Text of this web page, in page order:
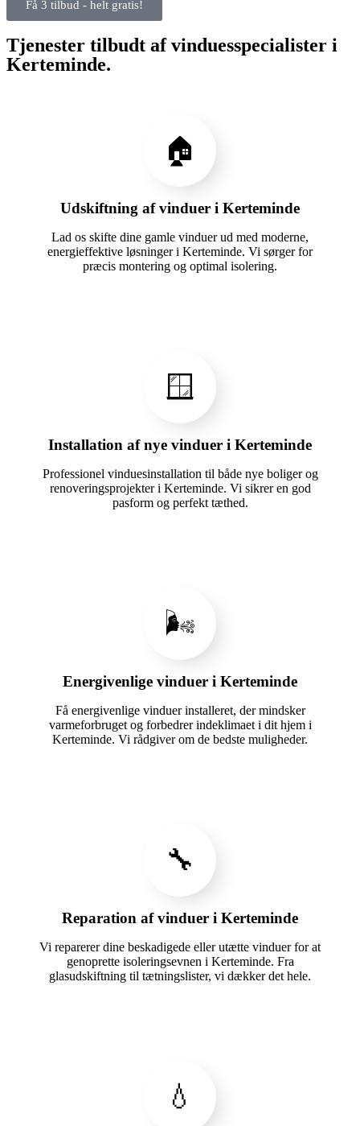
Få 3 tilbud - helt gratis!
Tjenester tilbudt af vinduesspecialister i
Kerteminde.
🏠
Udskiftning af vinduer i Kerteminde
Lad os skifte dine gamle vinduer ud med moderne,
energieffektive løsninger i Kerteminde. Vi sørger for
præcis montering og optimal isolering.
🪟
Installation af nye vinduer i Kerteminde
Professionel vinduesinstallation til både nye boliger og
renoveringsprojekter i Kerteminde. Vi sikrer en god
pasform og perfekt tæthed.
🌬️
Energivenlige vinduer i Kerteminde
Få energivenlige vinduer installeret, der mindsker
varmeforbruget og forbedrer indeklimaet i dit hjem i
Kerteminde. Vi rådgiver om de bedste muligheder.
🔧
Reparation af vinduer i Kerteminde
Vi reparerer dine beskadigede eller utætte vinduer for at
genoprette isoleringsevnen i Kerteminde. Fra
glasudskiftning til tætningslister, vi dækker det hele.
💧